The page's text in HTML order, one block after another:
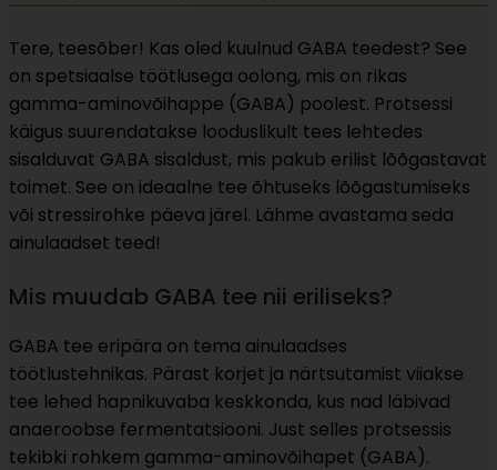
Tere, teesõber! Kas oled kuulnud GABA teedest? See
on spetsiaalse töötlusega oolong, mis on rikas
gamma-aminovõihappe (GABA) poolest. Protsessi
käigus suurendatakse looduslikult tees lehtedes
sisalduvat GABA sisaldust, mis pakub erilist lõõgastavat
toimet. See on ideaalne tee õhtuseks lõõgastumiseks
või stressirohke päeva järel. Lähme avastama seda
ainulaadset teed!
Mis muudab GABA tee nii eriliseks?
GABA tee eripära on tema ainulaadses
töötlustehnikas. Pärast korjet ja närtsutamist viiakse
tee lehed hapnikuvaba keskkonda, kus nad läbivad
anaeroobse fermentatsiooni. Just selles protsessis
tekibki rohkem gamma-aminovõihapet (GABA).